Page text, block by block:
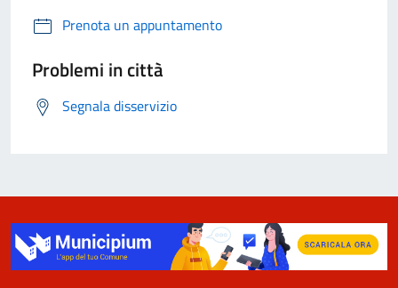
Prenota un appuntamento
Problemi in città
Segnala disservizio